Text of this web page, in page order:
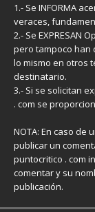
1.- Se INFORMA
veraces,
2.- Se EXPRESAN
pero tampoco han
lo mismo en otros
destinatario.
3.- Si se solicitan
. com se
NOTA: En caso de
publicar un
puntocritico . com
comentar y su
publicación.